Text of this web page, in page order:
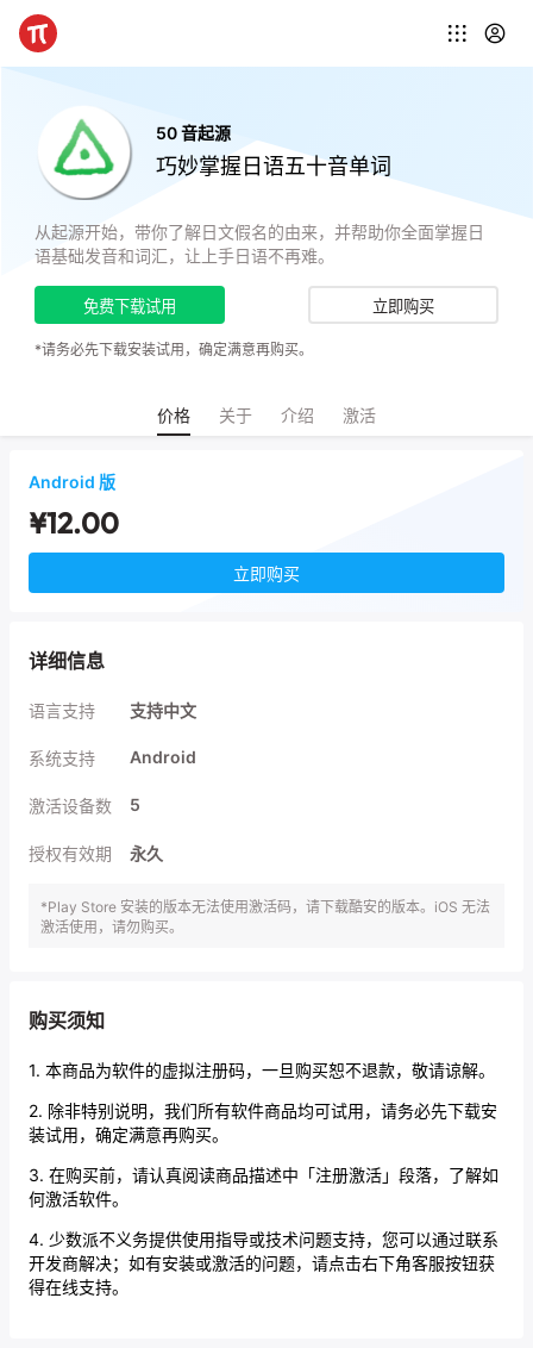
50 音起源
巧妙掌握日语五十音单词
从起源开始，带你了解日文假名的由来，并帮助你全面掌握日
语基础发音和词汇，让上手日语不再难。
免费下载试用 立即购买
*请务必先下载安装试用，确定满意再购买。
价格 关于 介绍 激活
Android 版
¥12.00
立即购买
详细信息
语言支持 支持中文
系统支持 Android
激活设备数 5
授权有效期 永久
*Play Store 安装的版本无法使用激活码，请下载酷安的版本。iOS 无法
激活使用，请勿购买。
购买须知
1. 本商品为软件的虚拟注册码，一旦购买恕不退款，敬请谅解。
2. 除非特别说明，我们所有软件商品均可试用，请务必先下载安
装试用，确定满意再购买。
3. 在购买前，请认真阅读商品描述中「注册激活」段落，了解如
何激活软件。
4. 少数派不义务提供使用指导或技术问题支持，您可以通过联系
开发商解决；如有安装或激活的问题，请点击右下角客服按钮获
得在线支持。